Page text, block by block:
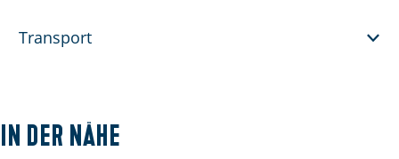
Transport
In der Nähe